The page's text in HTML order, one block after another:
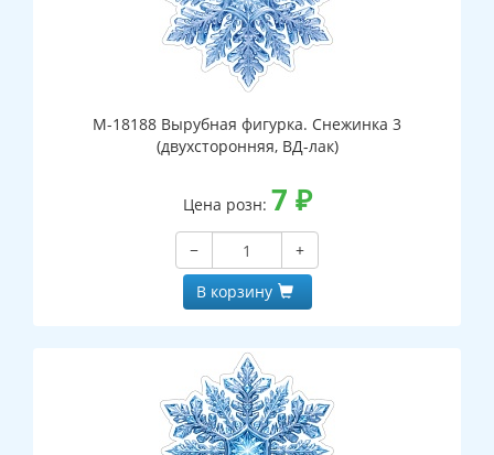
М-18188 Вырубная фигурка. Снежинка 3
(двухсторонняя, ВД-лак)
Цена розн: 7 ₽
−
+
В корзину